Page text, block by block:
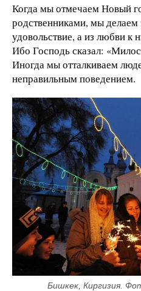
Когда мы отмечаем Новый
родственниками, мы делаем
удовольствие, а из любви
Ибо Господь сказал:
Иногда мы отталкиваем
неправильным поведением.
Бишкек, Киргизия.